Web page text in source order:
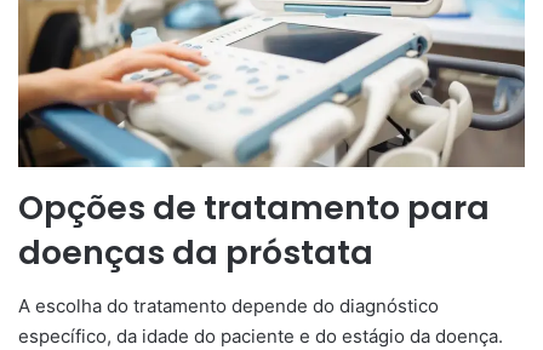
Opções de tratamento para
doenças da próstata
A escolha do tratamento depende do diagnóstico
específico, da idade do paciente e do estágio da doença.